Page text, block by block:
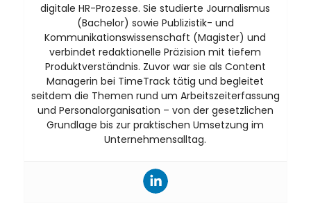
digitale HR-Prozesse. Sie studierte Journalismus
(Bachelor) sowie Publizistik- und
Kommunikationswissenschaft (Magister) und
verbindet redaktionelle Präzision mit tiefem
Produktverständnis. Zuvor war sie als Content
Managerin bei TimeTrack tätig und begleitet
seitdem die Themen rund um Arbeitszeiterfassung
und Personalorganisation – von der gesetzlichen
Grundlage bis zur praktischen Umsetzung im
Unternehmensalltag.